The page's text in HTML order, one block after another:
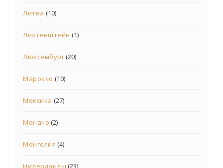
Литва (10)
Лихтенштейн (1)
Люксембург(20)
Марокко (10)
Мексика (27)
Монако (2)
Монголия (4)
Нидерланды (23)